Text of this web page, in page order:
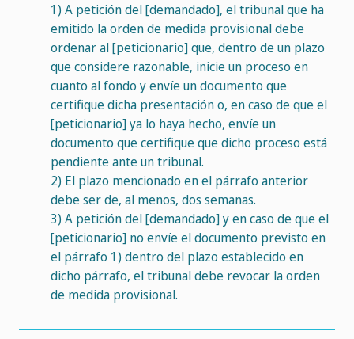
1) A petición del [demandado], el tribunal que ha
emitido la orden de medida provisional debe
ordenar al [peticionario] que, dentro de un plazo
que considere razonable, inicie un proceso en
cuanto al fondo y envíe un documento que
certifique dicha presentación o, en caso de que el
[peticionario] ya lo haya hecho, envíe un
documento que certifique que dicho proceso está
pendiente ante un tribunal.
2) El plazo mencionado en el párrafo anterior
debe ser de, al menos, dos semanas.
3) A petición del [demandado] y en caso de que el
[peticionario] no envíe el documento previsto en
el párrafo 1) dentro del plazo establecido en
dicho párrafo, el tribunal debe revocar la orden
de medida provisional.